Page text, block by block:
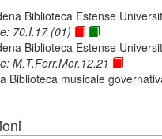
Biblioteca Estense
70.I.17 (01)
Biblioteca Estense
M.T.Ferr.Mor.12.21
Biblioteca musicale